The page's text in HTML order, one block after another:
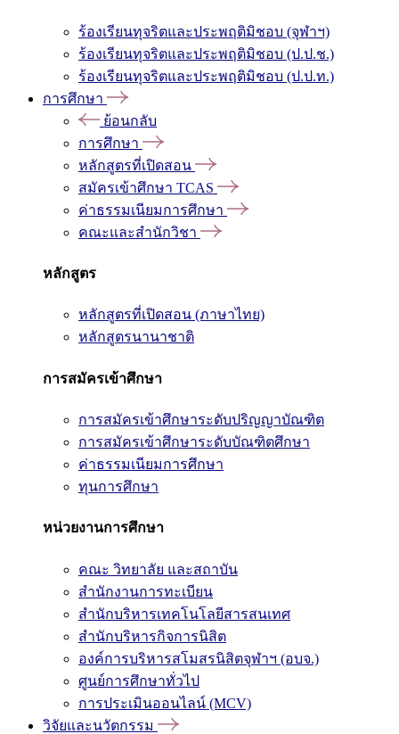
ร้องเรียนทุจริตและประพฤติมิชอบ (จุฬาฯ)
ร้องเรียนทุจริตและประพฤติมิชอบ (ป.ป.ช.)
ร้องเรียนทุจริตและประพฤติมิชอบ (ป.ป.ท.)
การศึกษา
ย้อนกลับ
การศึกษา
หลักสูตรที่เปิดสอน
สมัครเข้าศึกษา TCAS
ค่าธรรมเนียมการศึกษา
คณะและสำนักวิชา
หลักสูตร
หลักสูตรที่เปิดสอน (ภาษาไทย)
หลักสูตรนานาชาติ
การสมัครเข้าศึกษา
การสมัครเข้าศึกษาระดับปริญญาบัณฑิต
การสมัครเข้าศึกษาระดับบัณฑิตศึกษา
ค่าธรรมเนียมการศึกษา
ทุนการศึกษา
หน่วยงานการศึกษา
คณะ วิทยาลัย และสถาบัน
สำนักงานการทะเบียน
สำนักบริหารเทคโนโลยีสารสนเทศ
สำนักบริหารกิจการนิสิต
องค์การบริหารสโมสรนิสิตจุฬาฯ (อบจ.)
ศูนย์การศึกษาทั่วไป
การประเมินออนไลน์ (MCV)
วิจัยและนวัตกรรม